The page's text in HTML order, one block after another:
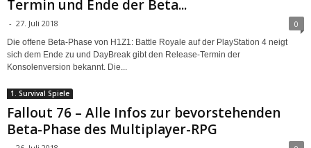
Termin und Ende der Beta...
- 27. Juli 2018 0
Die offene Beta-Phase von H1Z1: Battle Royale auf der PlayStation 4 neigt
sich dem Ende zu und DayBreak gibt den Release-Termin der
Konsolenversion bekannt. Die...
1. Survival Spiele
Fallout 76 – Alle Infos zur bevorstehenden
Beta-Phase des Multiplayer-RPG